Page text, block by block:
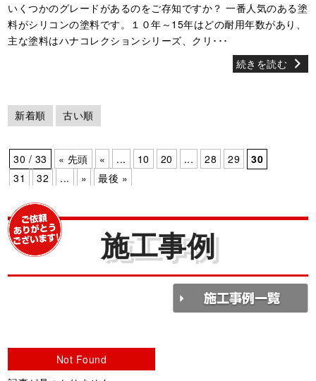
いくつかのグレードがあるのをご存知ですか？ 一番人気のある塗
料がシリコンの塗料です。１０年～15年はどの耐用年数があり、
主な塗料はハナコレクションシリーズ、クリ･･･
続きを読む
新着順 古い順
30 / 33 « 先頭 « ... 10 20 ... 28 29
30
31
32 ... » 最後 »
施工事例
Not Found